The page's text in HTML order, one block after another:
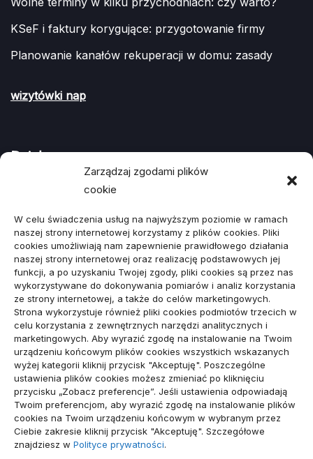
Zarządzaj zgodami plików
cookie
W celu świadczenia usług na najwyższym poziomie w ramach
naszej strony internetowej korzystamy z plików cookies. Pliki
cookies umożliwiają nam zapewnienie prawidłowego działania
naszej strony internetowej oraz realizację podstawowych jej
funkcji, a po uzyskaniu Twojej zgody, pliki cookies są przez nas
wykorzystywane do dokonywania pomiarów i analiz korzystania
ze strony internetowej, a także do celów marketingowych.
Strona wykorzystuje również pliki cookies podmiotów trzecich w
celu korzystania z zewnętrznych narzędzi analitycznych i
marketingowych. Aby wyrazić zgodę na instalowanie na Twoim
urządzeniu końcowym plików cookies wszystkich wskazanych
wyżej kategorii kliknij przycisk "Akceptuję". Poszczególne
ustawienia plików cookies możesz zmieniać po kliknięciu
przycisku „Zobacz preferencje”. Jeśli ustawienia odpowiadają
Twoim preferencjom, aby wyrazić zgodę na instalowanie plików
cookies na Twoim urządzeniu końcowym w wybranym przez
Ciebie zakresie kliknij przycisk "Akceptuję". Szczegółowe
znajdziesz w Polityce prywatności.
KSeF i faktury korygujące: przygotowanie firmy
Planowanie kanałów rekuperacji w domu: zasady
wizytówki nap
Działy
Biznes, Finanse(78)
Budownictwo, Przemysł(64)
Dom, Ogród(79)
Edukacja, Rozrywka(34)
Inne (89)
Moda, Lifestyle(23)
Motoryzacja(48)
Sport, Turystyka(54)
Technologie(19)